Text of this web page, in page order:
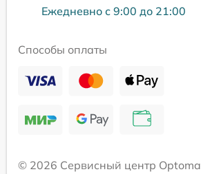
Ежедневно с 9:00 до 21:00
Способы оплаты
© 2026 Сервисный центр Optoma